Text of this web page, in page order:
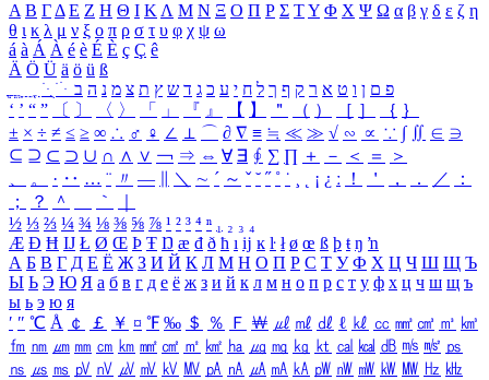
Α Β ΓΔ Ε Ζ Η Θ Ι ΚΛ Μ Ν Ξ Ο Π Ρ Σ ΤΥ Φ Χ Ψ Ω α β γ δ ε ζ η
θ ι κ λ μ ν ξ ο π ρ σ τ υ φ χ ψ ω
á à Á À é è É È ç Ç ê
Ä Ö Ü ä ö ü ß
ִֶֹ ֻּ ׁׂ פ ם ן ו ט א ר ק ף ך ל ח י ע כ ג ד ש ץ ת צ מ נ ה ב
‘ ’ “ ” 〔 〕 〈 〉 「 」 『 』 【 】 ＂ （ ） ［ ］ ｛ ｝
± × ÷ ≠ ≤ ≥ ∞ ∴ ♂ ♀ ∠ ⊥ ⌒ ∂ ∇ ≡ ≒ ≪ ≫ √ ∽ ∝ ∵ ∫ ∬ ∈ ∋
⊆ ⊇ ⊂ ⊃ ∪ ∩ ∧ ∨ ￢ ⇒ ⇔ ∀ ∃ ∮ ∑ ∏ ＋ － ＜ ＝
＞
、
。 · ‥ … ¨ 〃 ― ＼ ∼ ´ ～ ˇ ˘ ˝ ˚ ˙ ¸ ¡ ¿ ː ！ ＇ ， ． ／
：
；
？ ＾ ｀
½ ⅓ ⅔ ¼ ¾ ⅛ ⅜ ⅝ ⅞ ¹ ² ³ ⁴ ⁿ ₁ ₂ ₃ ₄
Æ Ð Ħ Ĳ Ł Ø Œ Þ Ŧ Ŋ æ đ ð ħ ı ĳ ĸ ŀ ł ø œ ß þ ŧ ŋ ŉ
А Б В Г Д Е Ё Ж З И Й К Л М Н О П Р С Т У Ф Х Ц Ч Ш Щ Ъ
Ы Ь Э Ю Я а б в г д е ё ж з и й к л м н о п р с т у ф х ц ч ш щ ъ
ы ь э ю я
′ ″ ℃ Å ￠ ￡ ￥ ¤ ℉ ‰ ＄ ％ Ｆ ￦ ㎕ ㎖ ㎗ ℓ ㎘ ㏄ ㎣ ㎤ ㎥ ㎦
㎙ ㎚ ㎛ ㎜ ㎝ ㎞ ㎟ ㎠ ㎡ ㎢ ㏊ ㎍ ㎎ ㎏ ㏏ ㎈ ㎉ ㏈ ㎧ ㎨ ㎰
㎱ ㎲ ㎳ ㎴ ㎵ ㎶ ㎷ ㎸ ㎹ ㎀ ㎁ ㎂ ㎃ ㎄ ㎺ ㎻ ㎽ ㎾ ㎿ ㎐ ㎑